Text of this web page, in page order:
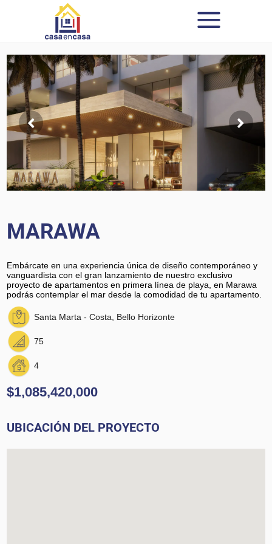
MARAWA
Embárcate en una experiencia única de diseño contemporáneo y
vanguardista con el gran lanzamiento de nuestro exclusivo
proyecto de apartamentos en primera línea de playa, en Marawa
podrás contemplar el mar desde la comodidad de tu apartamento.
Santa Marta - Costa, Bello Horizonte
75
4
$1,085,420,000
UBICACIÓN DEL PROYECTO